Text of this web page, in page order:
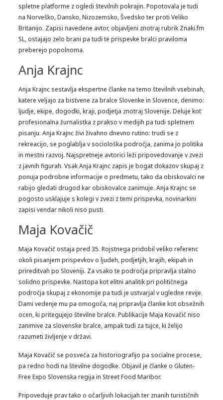
spletne platforme z ogledi številnih pokrajin. Popotovala je tudi
na Norveško, Dansko, Nizozemsko, Švedsko ter proti Veliko
Britanijo. Zapisi navedene avtor, objavljeni znotraj rubrik Znaki.fm
SL, ostajajo zelo brani pa tudi te prispevke bralci praviloma
preberejo popolnoma.
Anja Krajnc
Anja Krajnc sestavlja ekspertne članke na temo številnih vsebinah,
katere veljajo za bistvene za bralce Slovenke in Slovence, denimo:
ljudje, ekipe, dogodki, kraji, podjetja znotraj Slovenije. Deluje kot
profesionalna žurnalistka z prakso v medijih pa tudi spletnem
pisanju. Anja Krajnc živi živahno dnevno rutino: trudi se z
rekreacijo, se poglablja v sociološka področja, zanima jo politika
in mestni razvoj. Najspretneje avtorici leži pripovedovanje v zvezi
z javnih figurah. Vsak Anja Krajnc zapis je bogat dokazov skupaj z
ponuja podrobne informacije o predmetu, tako da obiskovalci ne
rabijo gledati drugod kar obiskovalce zanimuje. Anja Krajnc se
pogosto usklajuje s kolegi v zvezi z temi prispevka, novinarkini
zapisi vendar nikoli niso pusti.
Maja Kovačič
Maja Kovačič ostaja pred 35. Rojstnega pridobil veliko referenc
okoli pisanjem prispevkov o ljudeh, podjetjih, krajih, ekipah in
prireditvah po Sloveniji. Za vsako te področja pripravlja stalno
solidno prispevke. Nastopa kot elitni analitik pri političnega
področja skupaj z ekonomije pa tudi je ustvarjal v ugledne revije.
Dami vedenje mu pa omogoča, naj pripravlja članke kot obsežnih
ocen, ki pritegujejo številne bralce. Publikacije Maja Kovačič niso
zanimive za slovenske bralce, ampak tudi za tujce, ki želijo
razumeti življenje v državi.
Maja Kovačič se posveča za historiografijo pa socialne procese,
pa redno hodi na številne dogodke. Objavil je članke o Gluten-
Free Expo Slovenska regija in Street Food Maribor.
Pripoveduje prav tako o očarljivih lokacijah ter znanih turističnih